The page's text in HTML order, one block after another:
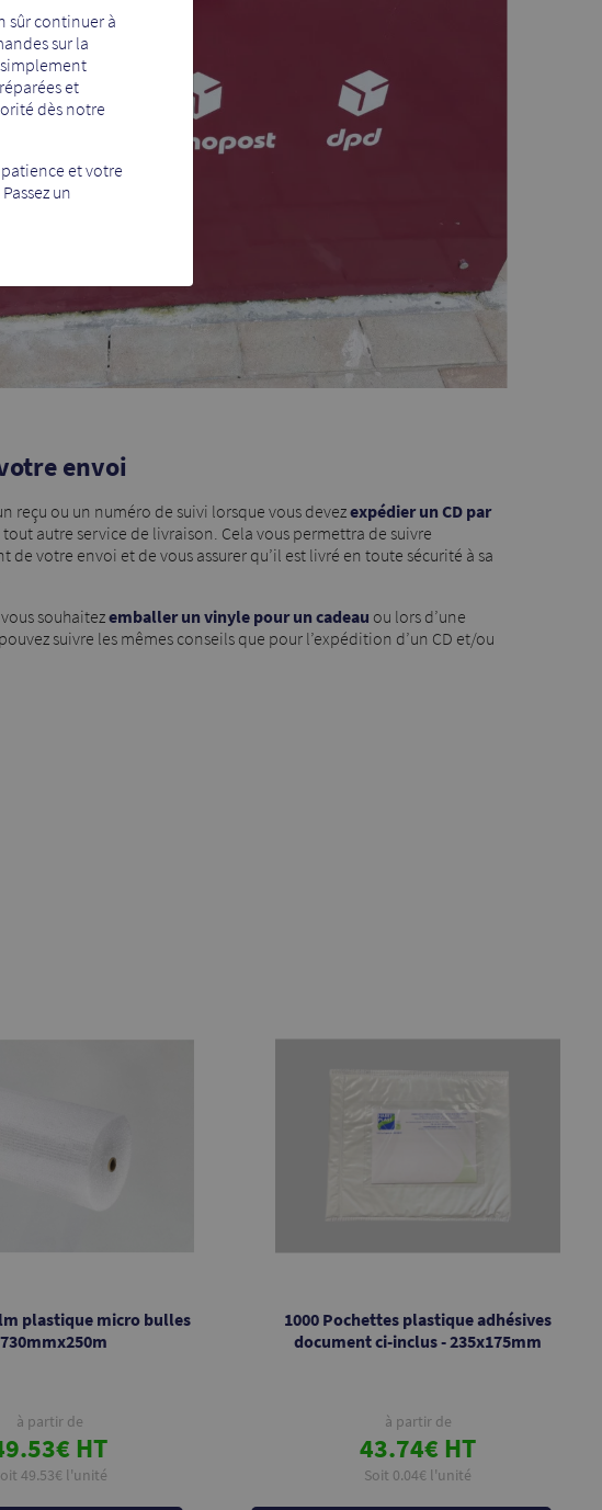
sûr continuer à
sur la
et
dès notre
et votre
un
envoi
reçu ou un numéro de suivi lorsque vous devezexpédier un CD par
autre service de livraison. Cela vous permettra de suivre
de votre envoi et de vous assurer qu’il est livré en toute sécurité à sa
souhaitezemballer un vinyle pour un cadeau ou lors d’une
suivre les mêmes conseils que pour l’expédition d’un CD et/ou
plastique micro bulles
à partir de
HT
49.53€ l'unité
1000 Pochettes plastique adhésives
document ci-inclus - 235x175mm
à partir de
43.74€ HT
Soit 0.04€ l'unité